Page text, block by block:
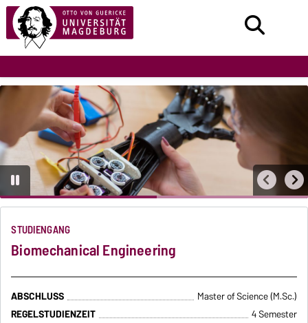
STUDIENGANG
Biomechanical Engineering
ABSCHLUSS
Master of Science (M.Sc.)
REGELSTUDIENZEIT
4 Semester